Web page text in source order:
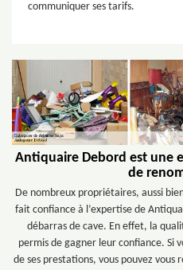
communiquer ses tarifs.
Antiquaire Debord est une
de
De nombreux propriétaires, aussi
fait confiance à l’expertise de
débarras de cave. En effet, la
permis de gagner leur confiance. Si
de ses prestations, vous pouvez vous